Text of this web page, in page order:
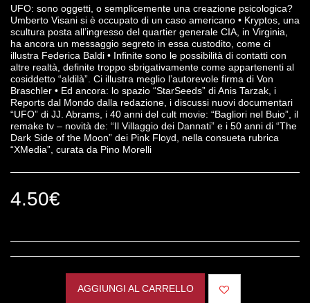
UFO: sono oggetti, o semplicemente una creazione psicologica?
Umberto Visani si è occupato di un caso americano • Kryptos, una
scultura posta all’ingresso del quartier generale CIA, in Virginia,
ha ancora un messaggio segreto in essa custodito, come ci
illustra Federica Baldi • Infinite sono le possibilità di contatti con
altre realtà, definite troppo sbrigativamente come appartenenti al
cosiddetto “aldilà”. Ci illustra meglio l’autorevole firma di Von
Braschler • Ed ancora: lo spazio “StarSeeds” di Anis Tarzak, i
Reports dal Mondo dalla redazione, i discussi nuovi documentari
“UFO” di JJ. Abrams, i 40 anni del cult movie: “Bagliori nel Buio”, il
remake tv – novità de: “Il Villaggio dei Dannati” e i 50 anni di “The
Dark Side of the Moon” dei Pink Floyd, nella consueta rubrica
“XMedia”, curata da Pino Morelli
4.50€
AGGIUNGI AL CARRELLO